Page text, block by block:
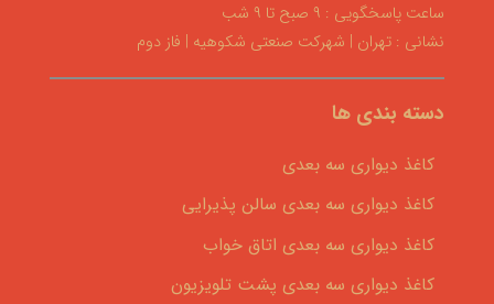
ساعت پاسخگویی : ۹ صبح تا ۹ شب
نشانی : تهران | شهرکت صنعتی شکوهیه | فاز دوم
دسته بندی ها
کاغذ دیواری سه بعدی
کاغذ دیواری سه بعدی سالن پذیرایی
کاغذ دیواری سه بعدی اتاق خواب
کاغذ دیواری سه بعدی پشت تلویزیون